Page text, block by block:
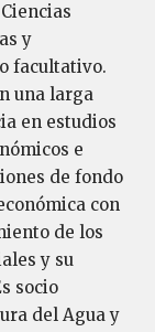
y
facultativo.
una larga
en estudios
e
de fondo
con
de los
y su
socio
del Agua y